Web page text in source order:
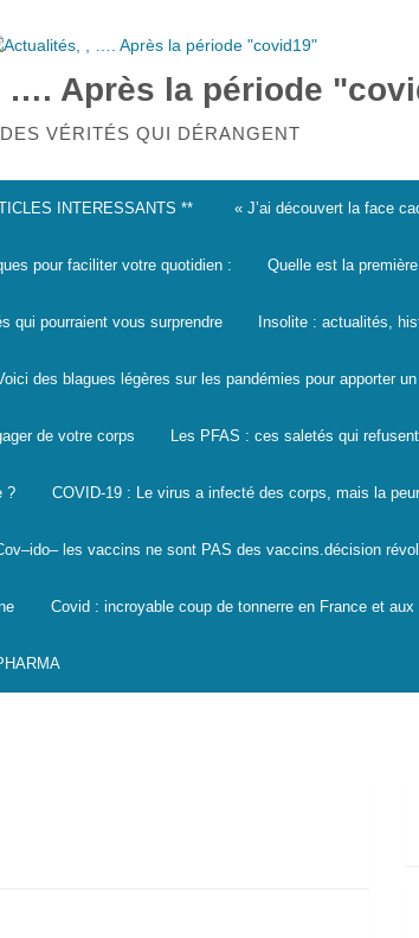
…. Après la période
DES VÉRITÉS QUI DÉRANGENT
INTERESSANTS ** « J’ai découvert la face
pour faciliter votre quotidien : Quelle est la
qui pourraient vous surprendre Insolite : actualités,
des blagues légères sur les pandémies pour apporter
de votre corps Les PFAS : ces saletés qui
? COVID-19 : Le virus a infecté des corps, mais la
les vaccins ne sont PAS des vaccins.décision
Covid : incroyable coup de tonnerre en France et